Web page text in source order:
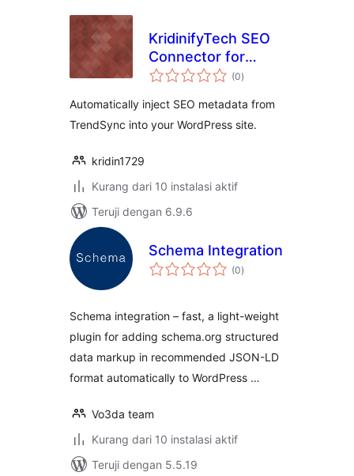
KridinifyTech SEO
Connector for
TrendSync
(0total
rating
)
Automatically inject SEO metadata from
TrendSync into your WordPress site.
kridin1729
Kurang dari 10 instalasi aktif
Teruji dengan 6.9.6
Schema Integration
(0total
rating
)
Schema integration – fast, a light-weight
plugin for adding schema.org structured
data markup in recommended JSON-LD
format automatically to WordPress …
Vo3da team
Kurang dari 10 instalasi aktif
Teruji dengan 5.5.19